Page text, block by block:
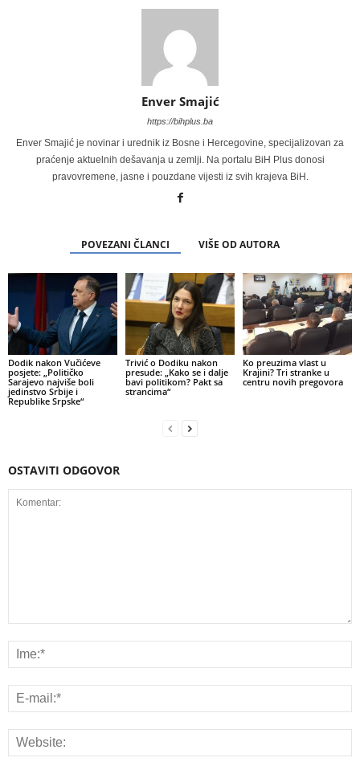
Enver Smajić
https://bihplus.ba
Enver Smajić je novinar i urednik iz Bosne i Hercegovine, specijalizovan za
praćenje aktuelnih dešavanja u zemlji. Na portalu BiH Plus donosi
pravovremene, jasne i pouzdane vijesti iz svih krajeva BiH.
POVEZANI ČLANCI VIŠE OD AUTORA
Dodik nakon Vučićeve
posjete: „Političko
Sarajevo najviše boli
jedinstvo Srbije i
Republike Srpske“
Trivić o Dodiku nakon
presude: „Kako se i dalje
bavi politikom? Pakt sa
strancima“
Ko preuzima vlast u
Krajini? Tri stranke u
centru novih pregovora
OSTAVITI ODGOVOR